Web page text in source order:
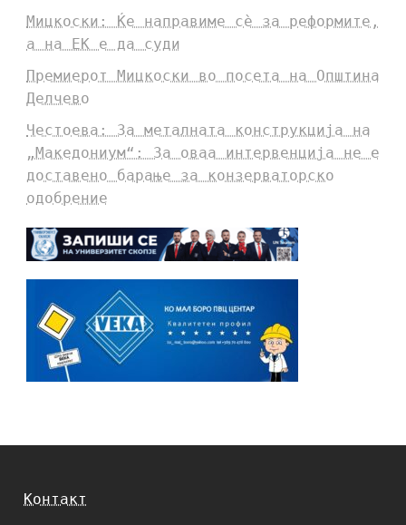
Мицкоски: Ќе направиме сè за реформите,
а на ЕК е да суди
Премиерот Мицкоски во посета на Општина
Делчево
Честоева: За металната конструкција на
„Македониум“: За оваа интервенција не е
доставено барање за конзерваторско
одобрение
Контакт